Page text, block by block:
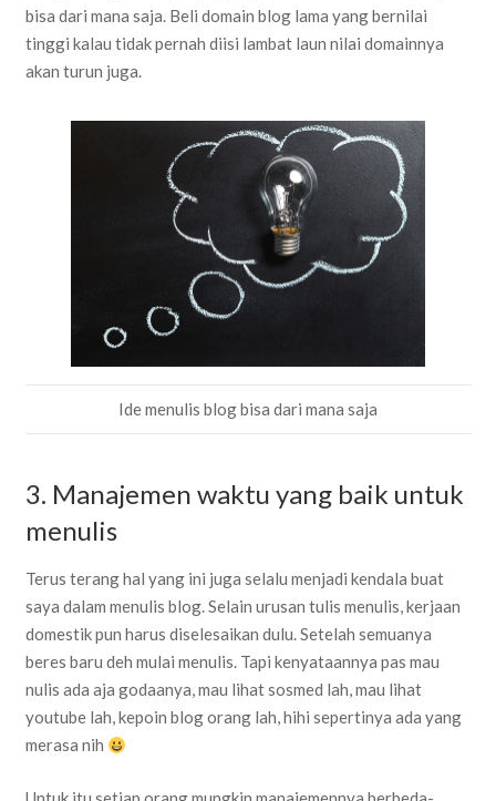
bisa dari mana saja. Beli domain blog lama yang bernilai
tinggi kalau tidak pernah diisi lambat laun nilai domainnya
akan turun juga.
Ide menulis blog bisa dari mana saja
3. Manajemen waktu yang baik untuk
menulis
Terus terang hal yang ini juga selalu menjadi kendala buat
saya dalam menulis blog. Selain urusan tulis menulis, kerjaan
domestik pun harus diselesaikan dulu. Setelah semuanya
beres baru deh mulai menulis. Tapi kenyataannya pas mau
nulis ada aja godaanya, mau lihat sosmed lah, mau lihat
youtube lah, kepoin blog orang lah, hihi sepertinya ada yang
merasa nih